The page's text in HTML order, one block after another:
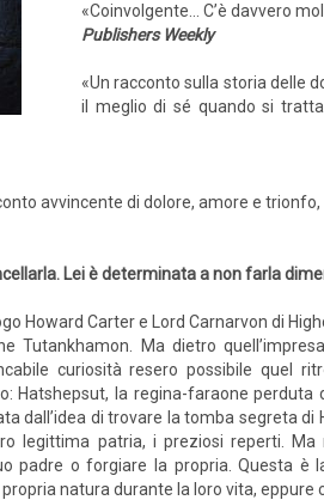
«Coinvolgente... C’è davvero
Publishers Weekly
«Un racconto sulla storia delle
il meglio di sé quando si
avvincente di dolore, amore e
Lei è determinata a non farla
Howard Carter e Lord Carnarvon di
Tutankhamon. Ma dietro
curiosità resero possibile quel
Hatshepsut, la regina-faraone perduta
dall’idea di trovare la tomba segreta
legittima patria, i preziosi reperti.
padre o forgiare la propria. Questa
natura durante la loro vita, eppure